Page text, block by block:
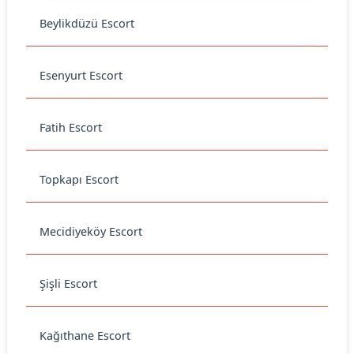
Beylikdüzü Escort
Esenyurt Escort
Fatih Escort
Topkapı Escort
Mecidiyeköy Escort
Şişli Escort
Kağıthane Escort